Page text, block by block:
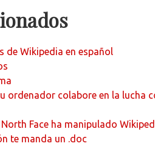
de Wikipedia en español
ordenador colabore en la lucha
Face ha manipulado
te manda un .doc